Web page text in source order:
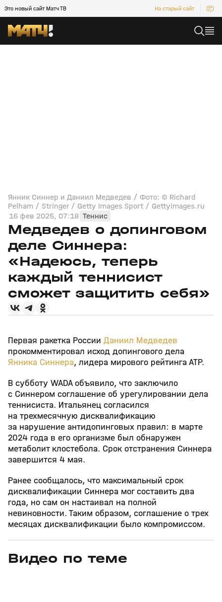
Это новый сайт Матч ТВ На старый сайт
Янник Синнер и Даниил Медведев / Фото: © Richard
Pelham / Stringer / Getty Images Sport / Gettyimages.ru
16 фев 2025, 07:18 Теннис
Медведев о допинговом
деле Синнера:
«Надеюсь, теперь
каждый теннисист
сможет защитить себя»
Первая ракетка России Даниил Медведев
прокомментировал исход допингового дела
Янника Синнера, лидера мирового рейтинга АТР.
В субботу WADA объявило, что заключило
с Синнером соглашение об урегулировании дела
теннисиста. Итальянец согласился
на трехмесячную дисквалификацию
за нарушение антидопинговых правил: в марте
2024 года в его организме был обнаружен
метаболит клостебола. Срок отстранения Синнера
завершится 4 мая.
Ранее сообщалось, что максимальный срок
дисквалификации Синнера мог составить два
года, но сам он настаивал на полной
невиновности. Таким образом, соглашение о трех
месяцах дисквалификации было компромиссом.
Видео по теме
11 июл, 16:17